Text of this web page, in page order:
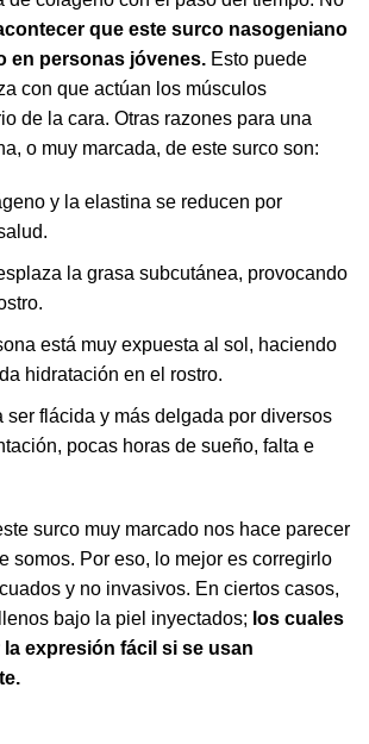
que este surco nasogeniano
en personas jóvenes. Esto puede
con que actúan los músculos
de la cara. Otras razones para una
o muy marcada, de este surco son:
y la elastina se reducen por
la grasa subcutánea, provocando
está muy expuesta al sol, haciendo
hidratación en el rostro.
ser flácida y más delgada por diversos
pocas horas de sueño, falta e
surco muy marcado nos hace parecer
somos. Por eso, lo mejor es corregirlo
y no invasivos. En ciertos casos,
bajo la piel inyectados; los cuales
expresión fácil si se usan